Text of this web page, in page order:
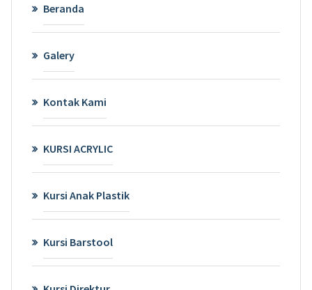
Beranda
Galery
Kontak Kami
KURSI ACRYLIC
Kursi Anak Plastik
Kursi Barstool